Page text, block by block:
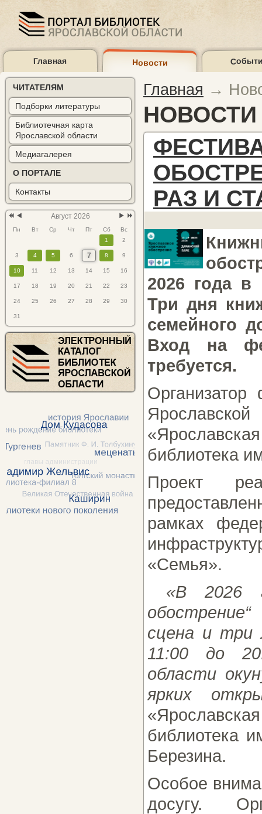
Главная Новости
ЧИТАТЕЛЯМ
Подборки литературы
Библиотечная карта
Ярославской области
Медиагалерея
О ПОРТАЛЕ
Контакты
Предыдущий
Предыдущий
месяц
Следующий
Следующий
Август 2026
Пн Вт Ср Чт Пт Сб
Вс
1
2
3 4 5 6 7 8 9
10 11 12 13 14 15 16
17 18 19 20 21 22 23
24 25 26 27 28 29 30
31
Главная →
НОВОСТИ
РАЗ И
2026 года в
Три дня
семейного
Вход на
требуется.
библиотека
Проект
рамках
«Семья».
«В 2026
сцена и три
11:00 до
области
ярких
библиотека
Березина.
Особое
досугу.